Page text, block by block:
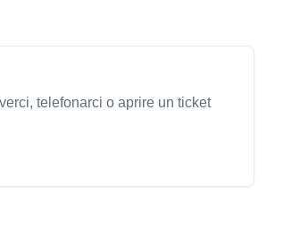
telefonarci o aprire un ticket